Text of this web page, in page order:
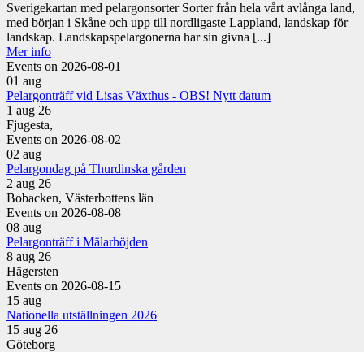
Sverigekartan med pelargonsorter Sorter från hela vårt avlånga land,
med början i Skåne och upp till nordligaste Lappland, landskap för
landskap. Landskapspelargonerna har sin givna [...]
Mer info
Events on 2026-08-01
01 aug
Pelargonträff vid Lisas Växthus - OBS! Nytt datum
1 aug 26
Fjugesta,
Events on 2026-08-02
02 aug
Pelargondag på Thurdinska gården
2 aug 26
Bobacken, Västerbottens län
Events on 2026-08-08
08 aug
Pelargonträff i Mälarhöjden
8 aug 26
Hägersten
Events on 2026-08-15
15 aug
Nationella utställningen 2026
15 aug 26
Göteborg